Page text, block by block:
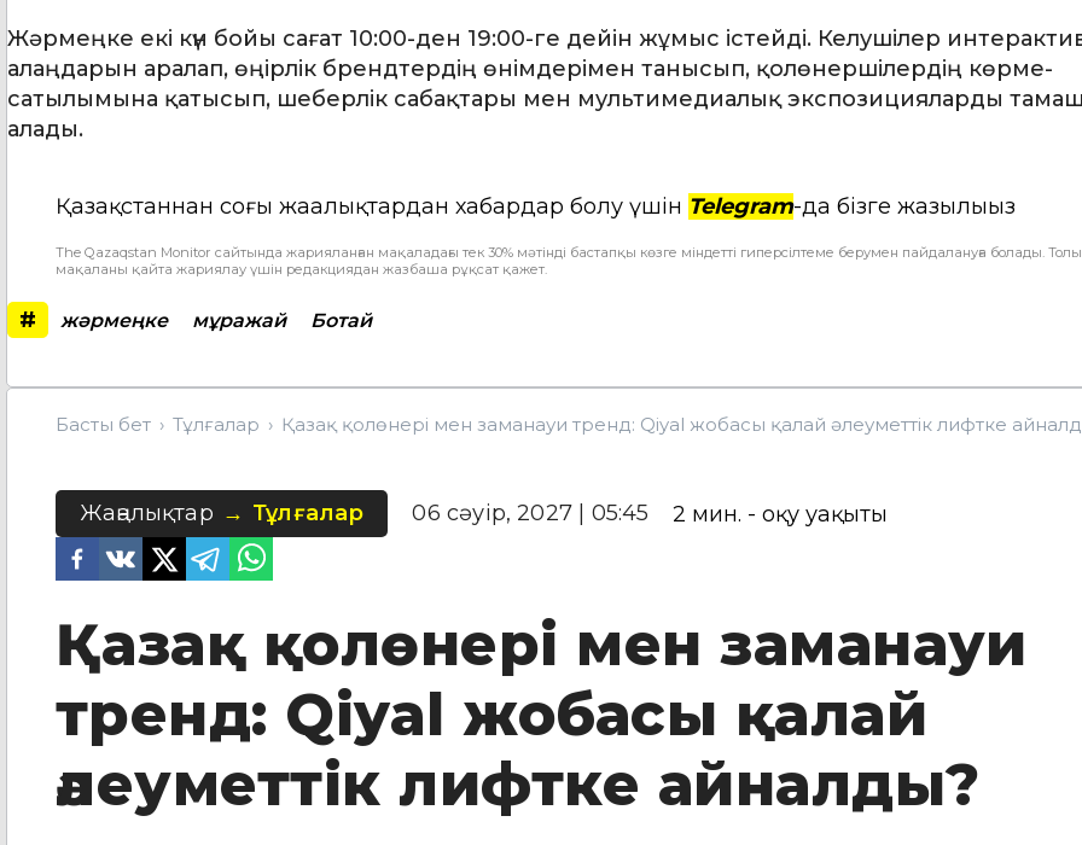
Жәрмеңке екі күн бойы сағат 10:00-ден 19:00-ге дейін жұмыс істейді. Келушілер
алаңдарын аралап, өңірлік брендтердің өнімдерімен танысып, қолөнершілердің көрме-
сатылымына қатысып, шеберлік сабақтары мен мультимедиалық экспозицияларды
алады.
Қазақстаннан соңғы жаңалықтардан хабардар болу үшін Telegram-да бізге жазылыңыз
The Qazaqstan Monitor сайтында жарияланған мақаладағы тек 30% мәтінді бастапқы көзге міндетті гиперсілтеме берумен пайдалануға болады.
мақаланы қайта жариялау үшін редакциядан жазбаша рұқсат қажет.
# жәрмеңке мұражай Ботай
Басты бет Тұлғалар Қазақ қолөнері мен заманауи тренд: Qiyal жобасы қалай әлеуметтік лифтке
Жаңалықтар Тұлғалар 06 сәуір, 2027 | 05:45 2 мин. - оқу уақыты
Қазақ қолөнері мен заманауи
тренд: Qiyal жобасы қалай
әлеуметтік лифтке айналды?